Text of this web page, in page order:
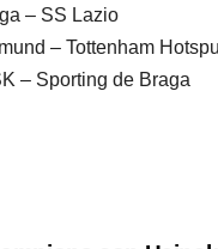
– SS Lazio
– Tottenham
– Sporting de Braga